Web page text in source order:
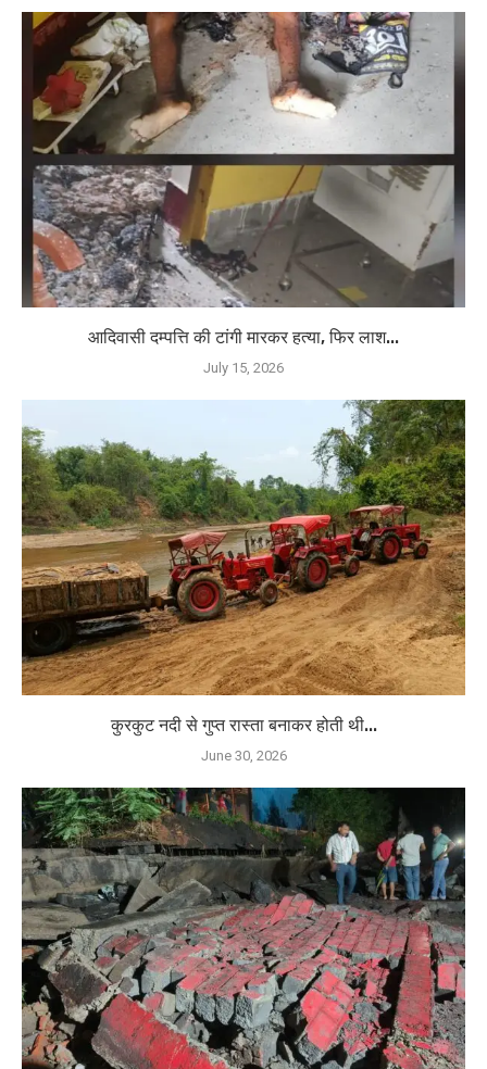
आदिवासी दम्पत्ति की टांगी मारकर हत्या, फिर लाश...
July 15, 2026
कुरकुट नदी से गुप्त रास्ता बनाकर होती थी...
June 30, 2026